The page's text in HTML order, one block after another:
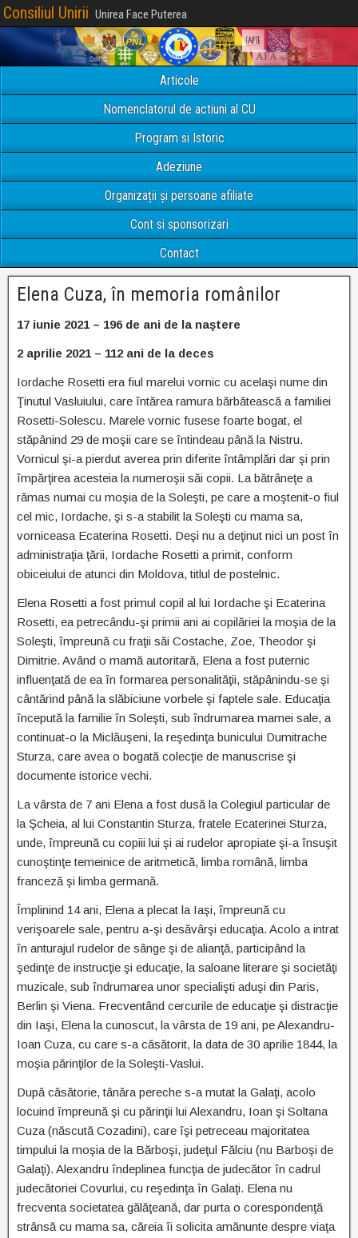
Consiliul Unirii Unirea Face Puterea
Articole
Nomenclatorul de actiuni al CU
Program si Istoric
Adeziune
Organizații și persoane afiliate
Cont si sponsorizari
Contact
Elena Cuza, în memoria românilor
17 iunie 2021 – 196 de ani de la naştere
2 aprilie 2021 – 112 ani de la deces
Iordache Rosetti era fiul marelui vornic cu acelaşi nume din
Ţinutul Vasluiului, care întărea ramura bărbătească a familiei
Rosetti-Solescu. Marele vornic fusese foarte bogat, el
stăpânind 29 de moşii care se întindeau până la Nistru.
Vornicul şi-a pierdut averea prin diferite întâmplări dar şi prin
împărţirea acesteia la numeroşii săi copii. La bătrâneţe a
rămas numai cu moşia de la Soleşti, pe care a moştenit-o fiul
cel mic, Iordache, şi s-a stabilit la Soleşti cu mama sa,
vorniceasa Ecaterina Rosetti. Deşi nu a deţinut nici un post în
administraţia ţării, Iordache Rosetti a primit, conform
obiceiului de atunci din Moldova, titlul de postelnic.
Elena Rosetti a fost primul copil al lui Iordache şi Ecaterina
Rosetti, ea petrecându-şi primii ani ai copilăriei la moşia de la
Soleşti, împreună cu fraţii săi Costache, Zoe, Theodor şi
Dimitrie. Având o mamă autoritară, Elena a fost puternic
influenţată de ea în formarea personalităţii, stăpânindu-se şi
cântărind până la slăbiciune vorbele şi faptele sale. Educaţia
începută la familie în Soleşti, sub îndrumarea mamei sale, a
continuat-o la Miclăuşeni, la reşedinţa bunicului Dumitrache
Sturza, care avea o bogată colecţie de manuscrise şi
documente istorice vechi.
La vârsta de 7 ani Elena a fost dusă la Colegiul particular de
la Şcheia, al lui Constantin Sturza, fratele Ecaterinei Sturza,
unde, împreună cu copiii lui şi ai rudelor apropiate şi-a însuşit
cunoştinţe temeinice de aritmetică, limba română, limba
franceză şi limba germană.
Împlinind 14 ani, Elena a plecat la Iaşi, împreună cu
verişoarele sale, pentru a-şi desăvârşi educaţia. Acolo a intrat
în anturajul rudelor de sânge şi de alianţă, participând la
şedinţe de instrucţie şi educaţie, la saloane literare şi societăţi
muzicale, sub îndrumarea unor specialişti aduşi din Paris,
Berlin şi Viena. Frecventând cercurile de educaţie şi distracţie
din Iaşi, Elena la cunoscut, la vârsta de 19 ani, pe Alexandru-
Ioan Cuza, cu care s-a căsătorit, la data de 30 aprilie 1844, la
moşia părinţilor de la Soleşti-Vaslui.
După căsătorie, tânăra pereche s-a mutat la Galaţi, acolo
locuind împreună şi cu părinţii lui Alexandru, Ioan şi Soltana
Cuza (născută Cozadini), care îşi petreceau majoritatea
timpului la moşia de la Bărboşi, judeţul Fălciu (nu Barboşi de
Galaţi). Alexandru îndeplinea funcţia de judecător în cadrul
judecătoriei Covurlui, cu reşedinţa în Galaţi. Elena nu
frecventa societatea gălăţeană, dar purta o corespondenţă
strânsă cu mama sa, căreia îi solicita amănunte despre viaţa